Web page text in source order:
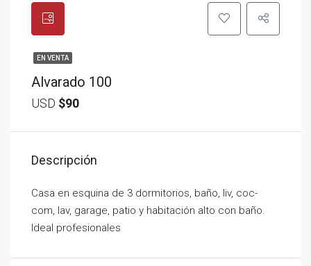
EN VENTA
Alvarado 100
USD $90
Descripción
Casa en esquina de 3 dormitorios, baño, liv, coc-
com, lav, garage, patio y habitación alto con baño.
Ideal profesionales